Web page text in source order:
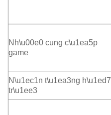
Nh\u00e0 cung c\u1ea5p
game
N\u1ec1n t\u1ea3ng h\u1ed7
tr\u1ee3